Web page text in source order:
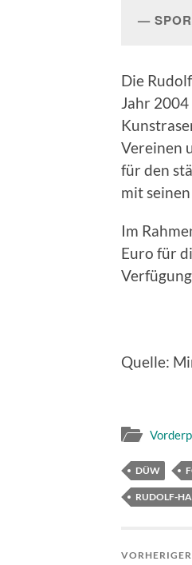
Die
Jahr
Vereinen
für den
mit
Im
Euro für
Quelle:
DÜW
RUDOLF-